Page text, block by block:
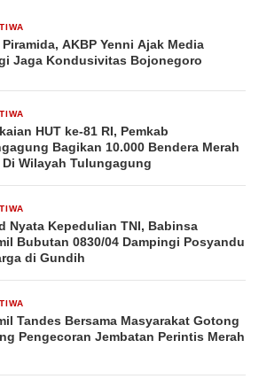
Piramida, AKBP Yenni Ajak Media
Jaga Kondusivitas Bojonegoro
HUT ke-81 RI, Pemkab
Bagikan 10.000 Bendera Merah
Wilayah Tulungagung
Nyata Kepedulian TNI, Babinsa
Bubutan 0830/04 Dampingi Posyandu
di Gundih
Tandes Bersama Masyarakat Gotong
Pengecoran Jembatan Perintis Merah